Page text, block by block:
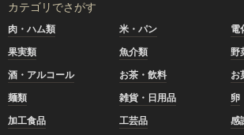
カテゴリでさがす
肉・ハム類 米・パン
電
果実類
魚介類
野
酒・アルコール
お茶・飲料
お
麺類
雑貨・日用品
卵
加工食品
工芸品
感